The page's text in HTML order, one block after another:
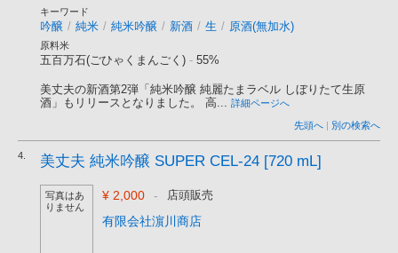
キーワード
吟醸 / 純米 / 純米吟醸 / 新酒 / 生 / 原酒(無加水)
原料米
五百万石(ごひゃくまんごく) - 55%
美丈夫の新酒第2弾「純米吟醸 純麗たまラベル しぼりたて生原
酒」もリリースとなりました。 高... 詳細ページへ
先頭へ | 別の検索へ
4. 美丈夫 純米吟醸 SUPER CEL-24 [720 mL]
写真はあ
りません
¥ 2,000 - 店頭販売
有限会社濵川商店